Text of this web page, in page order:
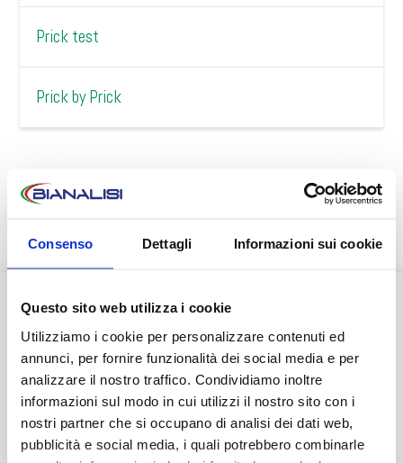
Consenso Dettagli Informazioni sui cookie
Questo sito web utilizza i cookie
Utilizziamo i cookie per personalizzare contenuti ed
annunci, per fornire funzionalità dei social media e per
analizzare il nostro traffico. Condividiamo inoltre
informazioni sul modo in cui utilizzi il nostro sito con i
nostri partner che si occupano di analisi dei dati web,
pubblicità e social media, i quali potrebbero combinarle
Prick test
Prick by Prick
SEDI
Bianalisi Meditel
AVVISO AI PAZIENTI
Durante il mese di agosto alcuni Centri potrebbero osservare
orari ridotti o periodi di chiusura.
👉 Vi invitiamo a consultare ilcalendario completo con le
variazioni di agosto.